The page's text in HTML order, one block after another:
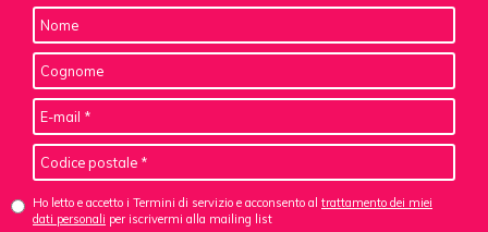
Ho letto e accetto i Termini di servizio e acconsento al trattamento dei miei
dati personali per iscrivermi alla mailing list